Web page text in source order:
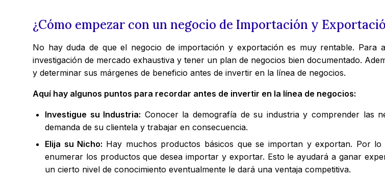
¿Cómo empezar con un negocio de Importación y
No hay duda de que el negocio de importación y exportación es muy rentable. Para
investigación de mercado exhaustiva y tener un plan de negocios bien documentado.
y determinar sus márgenes de beneficio antes de invertir en la línea de negocios.
Aquí hay algunos puntos para recordar antes de invertir en la línea de negocios:
Investigue su Industria: Conocer la demografía de su industria y comprender las
demanda de su clientela y trabajar en consecuencia.
Elija su Nicho: Hay muchos productos básicos que se importan y exportan. Por
enumerar los productos que desea importar y exportar. Esto le ayudará a ganar
un cierto nivel de conocimiento eventualmente le dará una ventaja competitiva.